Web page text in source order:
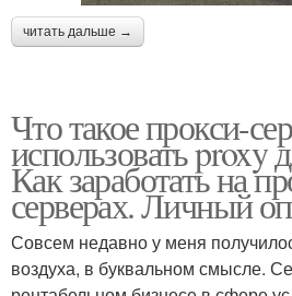
читать дальше →
Что такое прокси-
использовать proxy
Как заработать на
серверах. Личный
Совсем недавно у меня
воздуха, в буквальном смысле.